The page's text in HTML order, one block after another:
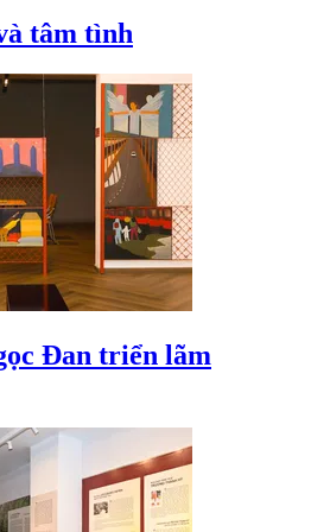
tâm tình
Đan triển lãm